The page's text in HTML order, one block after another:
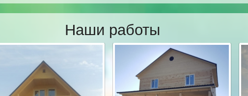
Наши работы